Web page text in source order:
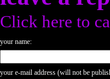
Click here to
your name:
your e-mail address (will not be